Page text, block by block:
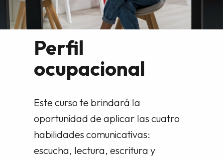
Perfil
ocupacional
Este curso te brindará la
oportunidad de aplicar las cuatro
habilidades comunicativas:
escucha, lectura, escritura y